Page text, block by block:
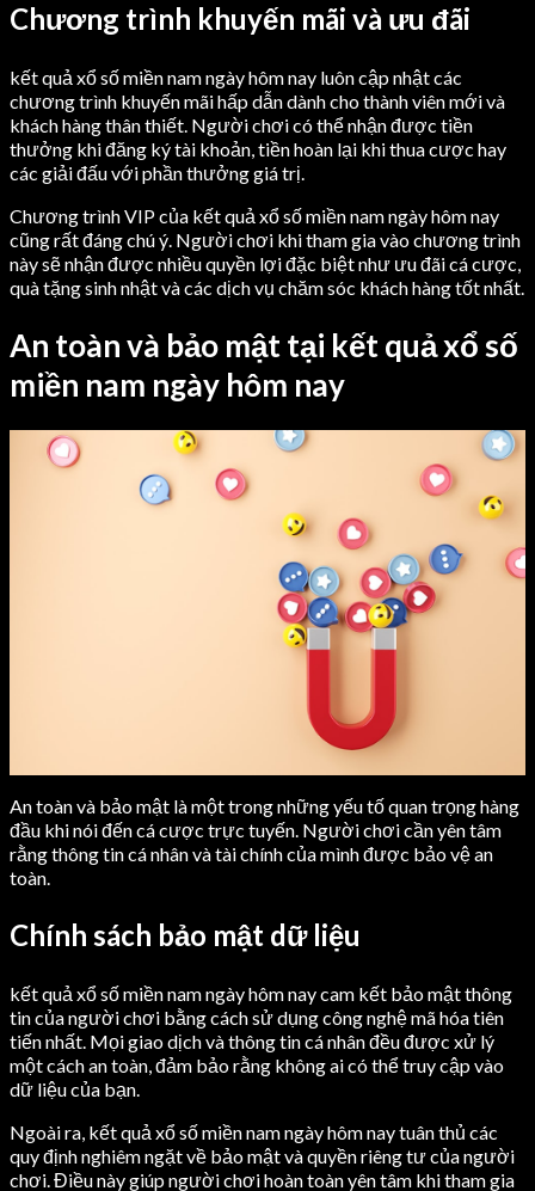
Chương trình khuyến mãi và ưu đãi
kết quả xổ số miền nam ngày hôm nay luôn cập nhật các
chương trình khuyến mãi hấp dẫn dành cho thành viên mới và
khách hàng thân thiết. Người chơi có thể nhận được tiền
thưởng khi đăng ký tài khoản, tiền hoàn lại khi thua cược hay
các giải đấu với phần thưởng giá trị.
Chương trình VIP của kết quả xổ số miền nam ngày hôm nay
cũng rất đáng chú ý. Người chơi khi tham gia vào chương trình
này sẽ nhận được nhiều quyền lợi đặc biệt như ưu đãi cá cược,
quà tặng sinh nhật và các dịch vụ chăm sóc khách hàng tốt nhất.
An toàn và bảo mật tại kết quả xổ số
miền nam ngày hôm nay
An toàn và bảo mật là một trong những yếu tố quan trọng hàng
đầu khi nói đến cá cược trực tuyến. Người chơi cần yên tâm
rằng thông tin cá nhân và tài chính của mình được bảo vệ an
toàn.
Chính sách bảo mật dữ liệu
kết quả xổ số miền nam ngày hôm nay cam kết bảo mật thông
tin của người chơi bằng cách sử dụng công nghệ mã hóa tiên
tiến nhất. Mọi giao dịch và thông tin cá nhân đều được xử lý
một cách an toàn, đảm bảo rằng không ai có thể truy cập vào
dữ liệu của bạn.
Ngoài ra, kết quả xổ số miền nam ngày hôm nay tuân thủ các
quy định nghiêm ngặt về bảo mật và quyền riêng tư của người
chơi. Điều này giúp người chơi hoàn toàn yên tâm khi tham gia